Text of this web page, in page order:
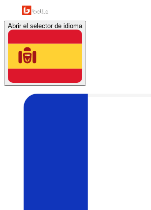
Abrir el selector de idioma